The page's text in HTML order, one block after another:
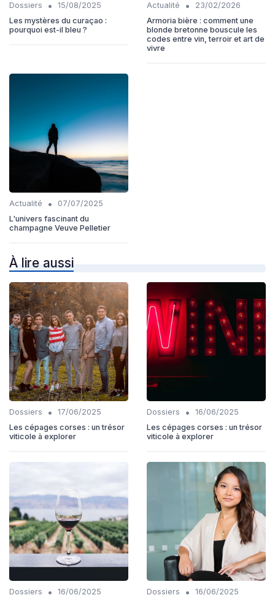
Dossiers •
15/08/2025
Les mystères du curaçao :
pourquoi est-il bleu ?
Actualité •
23/02/2026
Armoria bière : comment une
blonde bretonne bouscule les
codes entre vin, terroir et art de
vivre
Actualité •
07/07/2025
L'univers fascinant du
champagne Veuve Pelletier
À lire aussi
Dossiers •
17/06/2025
Les cépages corses : un trésor
viticole à explorer
Dossiers •
16/06/2025
Les cépages corses : un trésor
viticole à explorer
Dossiers •
16/06/2025
Dossiers •
16/06/2025